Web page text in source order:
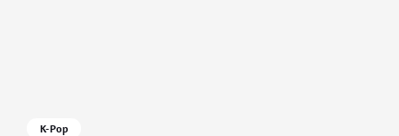
K-Pop